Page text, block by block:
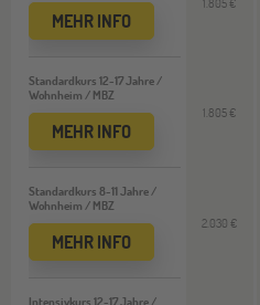
MEHR INFO
Standardkurs 12-17 Jahre /
Wohnheim / MBZ
MEHR INFO
Standardkurs 8-11 Jahre /
Wohnheim / MBZ
MEHR INFO
Intensivkurs 12-17 Jahre /
1.805 €
2.030 €